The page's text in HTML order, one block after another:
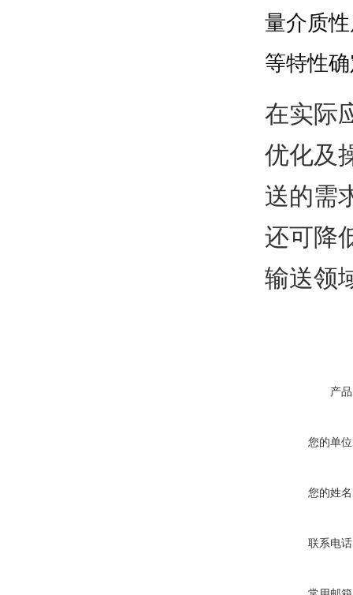
量介质
等特性
在实际
优化及
送的需
还可降
输送领
产
您的单
您的姓
联系电